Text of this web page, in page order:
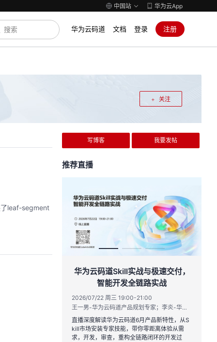
中国站 华为云App
华为云码道 文档 登录 注册
关注
了leaf-segment
写博客 我要发帖
推荐直播
三步上朋友
华为云码道Skill实战与极速交付，
智能开发全链路实战
2026/07/22 周三 19:00-21:00
王一男-华为云码道产品规划专家；李炎-华为云码道产品专家；姜浩-华为云HCDG核心组成员
直播深度解读华为云码道6月产品新特性，从S
kill市场安装专家技能，带你零距离体验从需
求，开发，审查，重构全链路闭环的开发过